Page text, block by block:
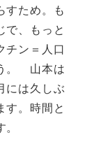
すため。も
で、もっと
チン＝人口
。 山本は
には久しぶ
す。時間と